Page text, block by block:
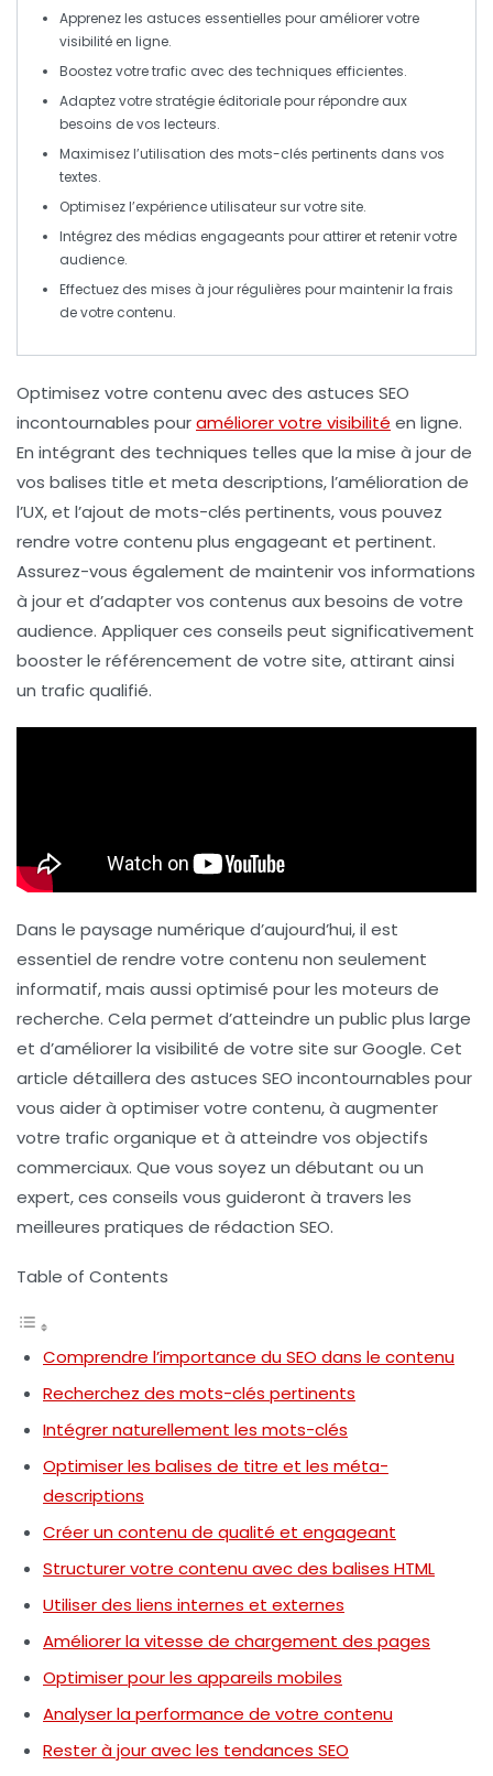
Apprenez les astuces essentielles pour améliorer votre
visibilité en ligne.
Boostez votretrafic avec des techniques efficientes.
Adaptez votre stratégie éditorialepour répondre aux
besoins de vos lecteurs.
Maximisez l’utilisation des mots-clés pertinents dans vos
textes.
Optimisez l’expérience utilisateur sur votre site.
Intégrez des médias engageants pour attirer et retenir votre
audience.
Effectuez des mises à jour régulières pour maintenir la frais
de votre contenu.
Optimisez votre contenu avec des astuces SEO
incontournables pouraméliorer votre visibilité en ligne.
En intégrant des techniques telles que la mise à jour de
vos balises title et meta descriptions, l’amélioration de
l’UX, et l’ajout de mots-clés pertinents, vous pouvez
rendre votre contenu plus engageant et pertinent.
Assurez-vous également de maintenir vos informations
à jour et d’adapter vos contenus aux besoins de votre
audience. Appliquer ces conseils peut significativement
booster le référencement de votre site, attirant ainsi
un trafic qualifié.
Dans le paysage numérique d’aujourd’hui, il est
essentiel de rendre votre contenu non seulement
informatif, mais aussi optimisé pour les moteurs de
recherche. Cela permet d’atteindre un public plus large
et d’améliorer la visibilité de votre site sur Google. Cet
article détaillera des astuces SEO incontournables pour
vous aider à optimiser votre contenu, à augmenter
votre trafic organique et à atteindre vos objectifs
commerciaux. Que vous soyez un débutant ou un
expert, ces conseils vous guideront à travers les
meilleures pratiques de rédaction SEO.
Table of Contents
Comprendre l’importance du SEO dans le contenu
Recherchez des mots-clés pertinents
Intégrer naturellement les mots-clés
Optimiser les balises de titre et les méta-
descriptions
Créer un contenu de qualité et engageant
Structurer votre contenu avec des balises HTML
Utiliser des liens internes et externes
Améliorer la vitesse de chargement des pages
Optimiser pour les appareils mobiles
Analyser la performance de votre contenu
Rester à jour avec les tendances SEO